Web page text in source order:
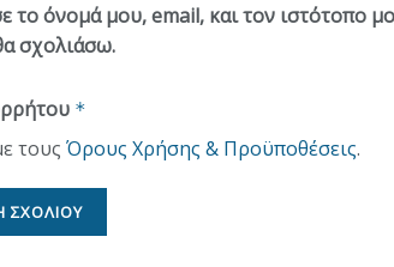
το όνομά μου, email, και τον ιστότοπο
σχολιάσω.
*
τους Όρους Χρήσης & Προϋποθέσεις.